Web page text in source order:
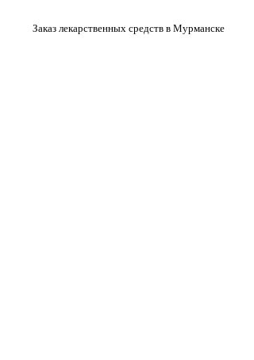
Заказ лекарственных средств в Мурманске